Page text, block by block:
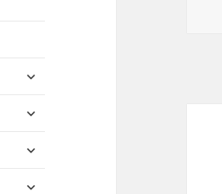
ouvrir
sous-
ouvrir
sous-
ouvrir
sous-
ouvrir